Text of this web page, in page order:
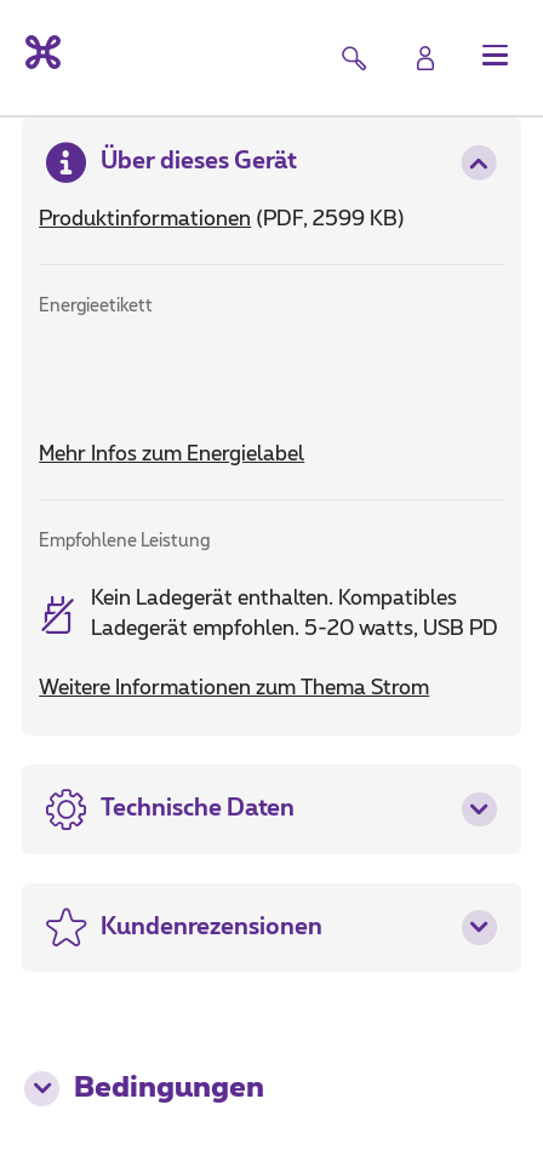
Über dieses Gerät
Produktinformationen (PDF, 2599 KB)
Energieetikett
Mehr Infos zum Energielabel
Empfohlene Leistung
Kein Ladegerät enthalten. Kompatibles
Ladegerät empfohlen. 5-20 watts, USB PD
Weitere Informationen zum Thema Strom
Technische Daten
Kundenrezensionen
Bedingungen